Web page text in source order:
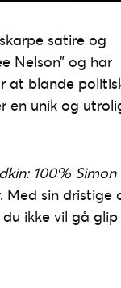
satire og
Nelson” og har
at blande
en unik og
100% Simon
sin dristige
ikke vil gå